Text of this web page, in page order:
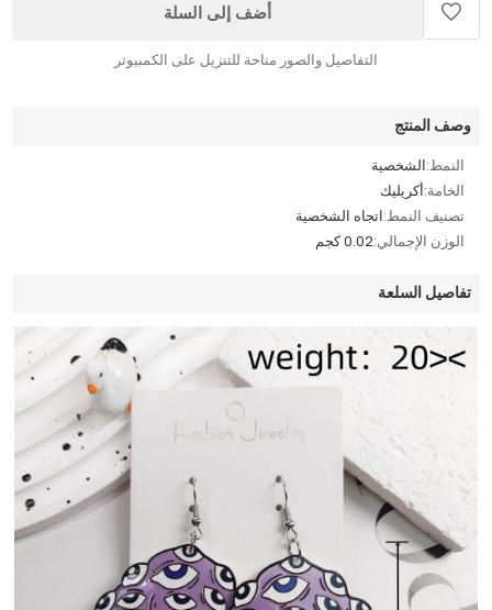
أضف إلى السلة
التفاصيل والصور متاحة للتنزيل على الكمبيوتر
وصف المنتج
النمط:الشخصية
الخامة:أكريليك
تصنيف النمط:اتجاه الشخصية
الوزن الإجمالي:0.02 كجم
تفاصيل السلعة